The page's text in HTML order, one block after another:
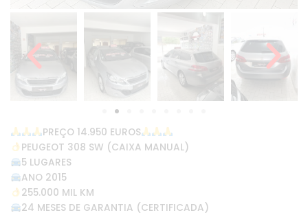
PREÇO 14.950 EUROS
PEUGEOT 308 SW (CAIXA MANUAL)
5 LUGARES
ANO 2015
255.000 MIL KM
24 MESES DE GARANTIA (CERTIFICADA)